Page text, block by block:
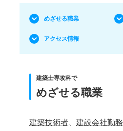
めざせる職業
アクセス情報
建築士専攻科で
めざせる職業
建築技術者 建設会社勤務